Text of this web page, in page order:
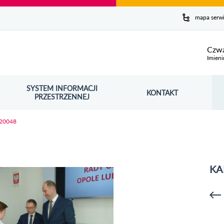
mapa
SYSTEM INFORMACJI
PRZESTRZENNEJ
OTWORZY SIĘ W NOWYM OKNIE KONTAKT